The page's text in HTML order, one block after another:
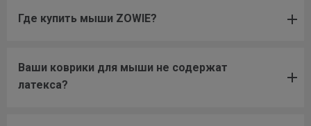
Где купить мыши ZOWIE?
Ваши коврики для мыши не содержат
латекса?